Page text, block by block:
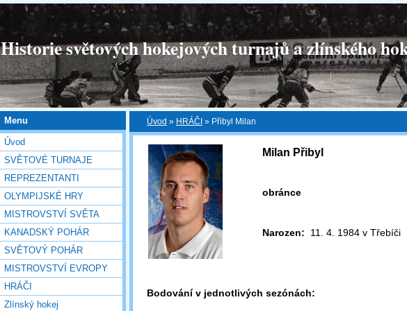
Historie světových hokejových turnajů a zlínského
Úvod » HRÁČI » Přibyl Milan
Milan Přibyl
obránce
Narozen: 11. 4. 1984 v Třebíči
Bodování v jednotlivých sezónách:
Menu
Úvod
SVĚTOVÉ TURNAJE
REPREZENTANTI
OLYMPIJSKÉ HRY
MISTROVSTVÍ SVĚTA
KANADSKÝ POHÁR
SVĚTOVÝ POHÁR
MISTROVSTVÍ EVROPY
HRÁČI
Zlínský hokej